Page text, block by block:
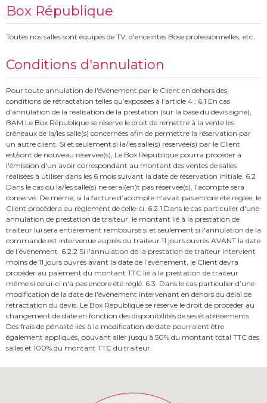
Box République
Toutes nos salles sont équipés de TV, d'enceintes Bose professionnelles, etc.
Conditions d'annulation
Pour toute annulation de l'événement par le Client en dehors des
conditions de rétractation telles qu’exposées à l’article 4 : 6.1 En cas
d’annulation de la réalisation de la prestation (sur la base du devis signé),
BAM Le Box République se réserve le droit de remettre à la vente les
créneaux de la/les salle(s) concernées afin de permettre la réservation par
un autre client. Si et seulement si la/les salle(s) réservée(s) par le Client
est/sont de nouveau réservée(s), Le Box République pourra procéder à
l'émission d'un avoir correspondant au montant des ventes de salles
réalisées à utiliser dans les 6 mois suivant la date de réservation initiale. 6.2
Dans le cas où la/les salle(s) ne serai(en)t pas réservée(s), l'acompte sera
conservé. De même, si la facture d’acompte n'avait pas encore été réglée, le
Client procédera au règlement de celle-ci. 6.2.1 Dans le cas particulier d'une
annulation de prestation de traiteur, le montant lié à la prestation de
traiteur lui sera entièrement remboursé si et seulement si l'annulation de la
commande est intervenue auprès du traiteur 11 jours ouvrés AVANT la date
de l’événement. 6.2.2 Si l'annulation de la prestation de traiteur intervient
moins de 11 jours ouvrés avant la date de l’événement, le Client devra
procéder au paiement du montant TTC lié à la prestation de traiteur
même si celui-ci n'a pas encore été réglé. 6.3. Dans le cas particulier d’une
modification de la date de l'événement intervenant en dehors du délai de
rétractation du devis, Le Box République se réserve le droit de procéder au
changement de date en fonction des disponibilités de ses établissements.
Des frais de pénalité liés à la modification de date pourraient être
également appliqués, pouvant aller jusqu’à 50% du montant total TTC des
salles et 100% du montant TTC du traiteur.